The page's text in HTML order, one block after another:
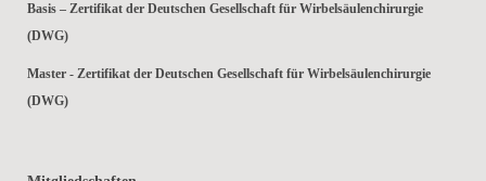
Basis – Zertifikat der Deutschen Gesellschaft für Wirbelsäulenchirurgie
(DWG)
Master - Zertifikat der Deutschen Gesellschaft für Wirbelsäulenchirurgie
(DWG)